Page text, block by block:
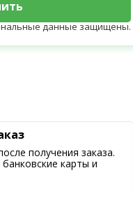
данные защищены.
получения заказа.
карты и